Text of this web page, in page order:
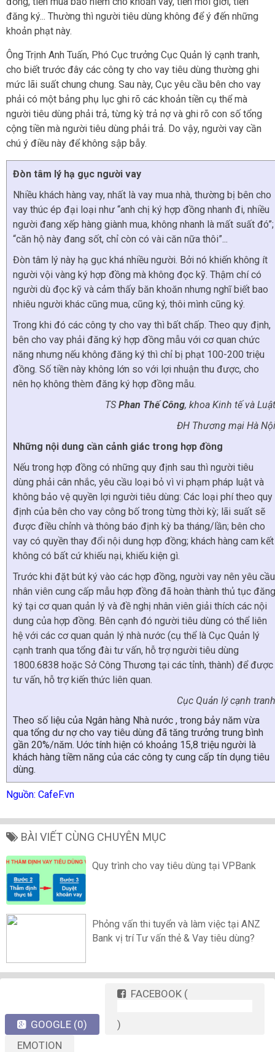
đăng ký... Thường thì người tiêu dùng không để ý đến những
khoản phạt này.
Ông Trịnh Anh Tuấn, Phó Cục trưởng Cục Quản lý cạnh tranh,
cho biết trước đây các công ty cho vay tiêu dùng thường ghi
mức lãi suất chung chung. Sau này, Cục yêu cầu bên cho vay
phải có một bảng phụ lục ghi rõ các khoản tiền cụ thể mà
người tiêu dùng phải trả, từng kỳ trả nợ và ghi rõ con số tổng
cộng tiền mà người tiêu dùng phải trả. Do vậy, người vay cần
chú ý điều này để không sập bẫy.
Đòn tâm lý hạ gục người vay
Nhiều khách hàng vay, nhất là vay mua nhà, thường bị bên cho
vay thúc ép đại loại như “anh chị ký hợp đồng nhanh đi, nhiều
người đang xếp hàng giành mua, không nhanh là mất suất đó”;
“căn hộ này đang sốt, chỉ còn có vài căn nữa thôi”...
Đòn tâm lý này hạ gục khá nhiều người. Bởi nó khiến không ít
người vội vàng ký hợp đồng mà không đọc kỹ. Thậm chí có
người dù đọc kỹ và cảm thấy băn khoăn nhưng nghĩ biết bao
nhiêu người khác cũng mua, cũng ký, thôi mình cũng ký.
Trong khi đó các công ty cho vay thì bất chấp. Theo quy định,
bên cho vay phải đăng ký hợp đồng mẫu với cơ quan chức
năng nhưng nếu không đăng ký thì chỉ bị phạt 100-200 triệu
đồng. Số tiền này không lớn so với lợi nhuận thu được, cho
nên họ không thèm đăng ký hợp đồng mẫu.
TS Phan Thế Công, khoa Kinh tế và Luật
ĐH Thương mại Hà Nội
Những nội dung cần cảnh giác trong hợp đồng
Nếu trong hợp đồng có những quy định sau thì người tiêu
dùng phải cân nhắc, yêu cầu loại bỏ vì vi phạm pháp luật và
không bảo vệ quyền lợi người tiêu dùng: Các loại phí theo quy
định của bên cho vay công bố trong từng thời kỳ; lãi suất sẽ
được điều chỉnh và thông báo định kỳ ba tháng/lần; bên cho
vay có quyền thay đổi nội dung hợp đồng; khách hàng cam kết
không có bất cứ khiếu nại, khiếu kiện gì.
Trước khi đặt bút ký vào các hợp đồng, người vay nên yêu cầu
nhân viên cung cấp mẫu hợp đồng đã hoàn thành thủ tục đăng
ký tại cơ quan quản lý và đề nghị nhân viên giải thích các nội
dung của hợp đồng. Bên cạnh đó người tiêu dùng có thể liên
hệ với các cơ quan quản lý nhà nước (cụ thể là Cục Quản lý
cạnh tranh qua tổng đài tư vấn, hỗ trợ người tiêu dùng
1800.6838 hoặc Sở Công Thương tại các tỉnh, thành) để được
tư vấn, hỗ trợ kiến thức liên quan.
Cục Quản lý cạnh tranh
Theo số liệu của Ngân hàng Nhà nước , trong bảy năm vừa
qua tổng dư nợ cho vay tiêu dùng đã tăng trưởng trung bình
gần 20%/năm. Uớc tính hiện có khoảng 15,8 triệu người là
khách hàng tiềm năng của các công ty cung cấp tín dụng tiêu
dùng.
Nguồn: CafeF.vn
BÀI VIẾT CÙNG CHUYÊN MỤC
Quy trình cho vay tiêu dùng tại VPBank
Phỏng vấn thi tuyển và làm việc tại ANZ
Bank vị trí Tư vấn thẻ & Vay tiêu dùng?
GOOGLE (0)
FACEBOOK (
)
EMOTION